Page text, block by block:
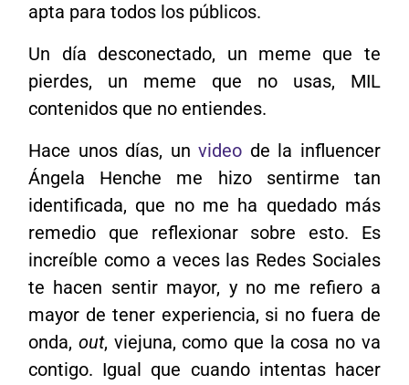
apta para todos los públicos.
Un día desconectado, un meme que te
pierdes, un meme que no usas, MIL
contenidos que no entiendes.
Hace unos días, unvideo de la influencer
Ángela Henche me hizo sentirme tan
identificada, que no me ha quedado más
remedio que reflexionar sobre esto. Es
increíble como a veces las Redes Sociales
te hacen sentir mayor, y no me refiero a
mayor de tener experiencia, si no fuera de
onda, out, viejuna, como que la cosa no va
contigo. Igual que cuando intentas hacer